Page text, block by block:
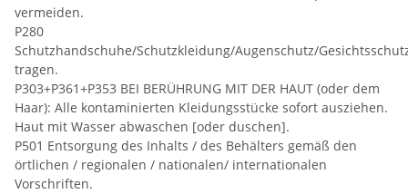
vermeiden.
P280
Schutzhandschuhe/Schutzkleidung/Augenschutz/
tragen.
P303+P361+P353 BEI BERÜHRUNG MIT DER HAUT (oder dem
Haar): Alle kontaminierten Kleidungsstücke sofort ausziehen.
Haut mit Wasser abwaschen [oder duschen].
P501 Entsorgung des Inhalts / des Behälters gemäß den
örtlichen / regionalen / nationalen/ internationalen
Vorschriften.